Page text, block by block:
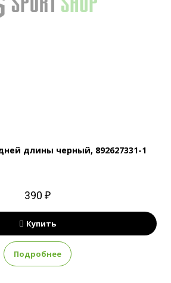
длины черный, 892627331-1
390 ₽
Купить
Подробнее